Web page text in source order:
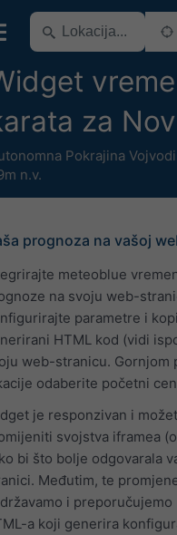
za
Pokrajina
n.v.
prognoza na vašoj
meteoblue
na svoju web-
parametre i
HTML kod (vidi
web-stranicu. Gornjom
odaberite početni
je responzivan i
svojstva iframea
bi što bolje odgovarala
Međutim, te
i
a koji generira